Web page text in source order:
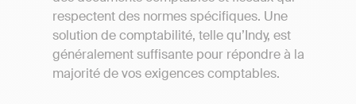
respectent des normes spécifiques. Une
solution de comptabilité, telle qu’Indy, est
généralement suffisante pour répondre à la
majorité de vos exigences comptables.